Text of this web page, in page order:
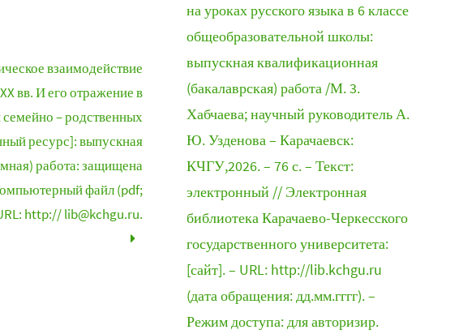
взаимодействие
вв. И его отражение в
– родственных
ресурс]: выпускная
работа: защищена
файл (pdf;
http:// lib@kchgu.ru.
на уроках русского языка в 6 классе
общеобразовательной школы:
выпускная квалификационная
(бакалаврская) работа /М. 3.
Хабчаева; научный руководитель А.
Ю. Узденова – Карачаевск:
КЧГУ,2026. – 76 с. – Текст:
электронный // Электронная
библиотека Карачаево-Черкесского
государственного университета:
[сайт]. – URL: http://lib.kchgu.ru
(дата обращения: дд.мм.гггг). –
Режим доступа: для авторизир.